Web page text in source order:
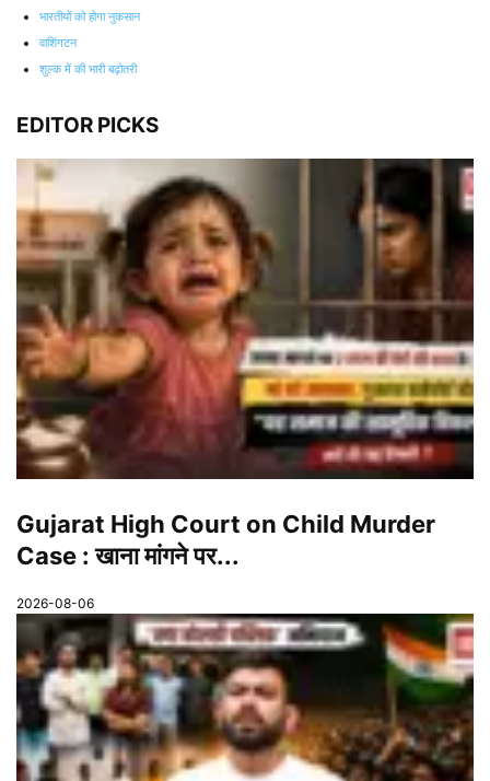
भारतीयों को होगा नुकसान
वाशिंगटन
शुल्क में की भारी बढ़ोतरी
EDITOR PICKS
Gujarat High Court on Child Murder
Case : खाना मांगने पर...
2026-08-06